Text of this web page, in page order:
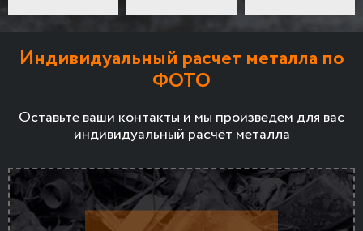
Индивидуальный расчет металла по
ФОТО
Оставьте ваши контакты и мы произведем для вас
индивидуальный расчёт металла